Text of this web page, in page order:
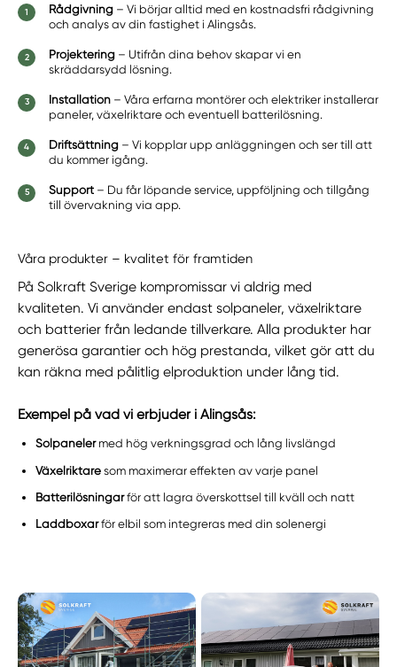
Rådgivning – Vi börjar alltid med en kostnadsfri rådgivning
och analys av din fastighet i Alingsås.
Projektering – Utifrån dina behov skapar vi en
skräddarsydd lösning.
Installation – Våra erfarna montörer och elektriker installerar
paneler, växelriktare och eventuell batterilösning.
Driftsättning – Vi kopplar upp anläggningen och ser till att
du kommer igång.
Support – Du får löpande service, uppföljning och tillgång
till övervakning via app.
Våra produkter – kvalitet för framtiden
På Solkraft Sverige kompromissar vi aldrig med
kvaliteten. Vi använder endast solpaneler, växelriktare
och batterier från ledande tillverkare. Alla produkter har
generösa garantier och hög prestanda, vilket gör att du
kan räkna med pålitlig elproduktion under lång tid.
Exempel på vad vi erbjuder i Alingsås:
Solpanelermed hög verkningsgrad och lång livslängd
Växelriktare som maximerar effekten av varje panel
Batterilösningarför att lagra överskottsel till kväll och natt
Laddboxarför elbil som integreras med din solenergi